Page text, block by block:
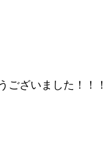
ございました！！！